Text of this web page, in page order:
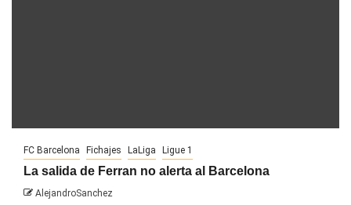
FC Barcelona Fichajes LaLiga Ligue 1
La salida de Ferran no alerta al Barcelona
AlejandroSanchez